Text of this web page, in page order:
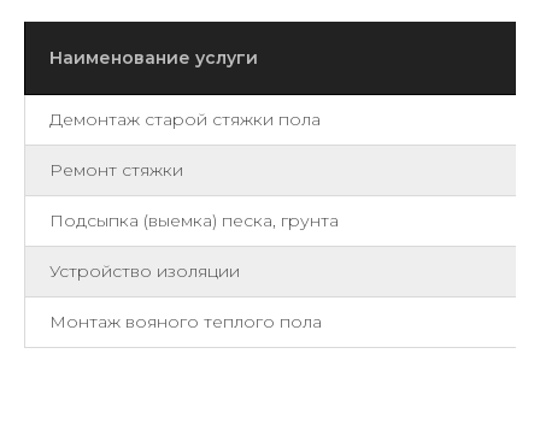
Наименование услуги
Демонтаж старой стяжки пола
Ремонт стяжки
Подсыпка (выемка) песка, грунта
Устройство изоляции
Монтаж вояного теплого пола